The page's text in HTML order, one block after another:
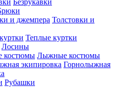
Безрукавки
Толстовки и
Теплые куртки
Лосины
Лыжные костюмы
Горнолыжная
Рубашки